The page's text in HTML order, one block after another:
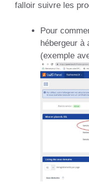
falloir suivre les
Pour
hébergeur à
(exemple